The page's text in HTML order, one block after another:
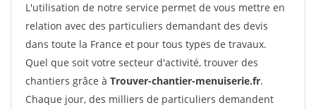
L'utilisation de notre service permet de vous mettre en
relation avec des particuliers demandant des devis
dans toute la France et pour tous types de travaux.
Quel que soit votre secteur d'activité, trouver des
chantiers grâce à Trouver-chantier-menuiserie.fr.
Chaque jour, des milliers de particuliers demandent